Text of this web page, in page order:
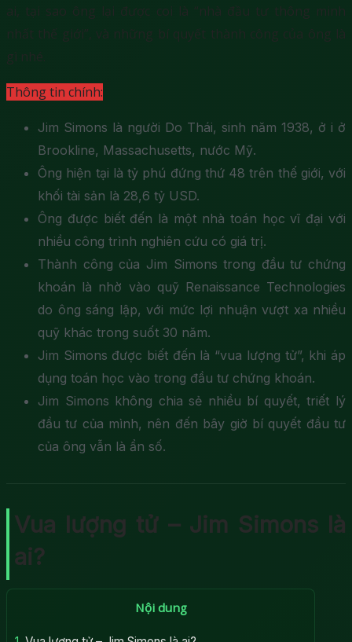
ai, tại sao ông lại được coi là “nhà đầu tư thông minh
nhất thế giới”, và những bí quyết thành công của ông là
gì nhé.
Thông tin chính:
Jim Simons là người Do Thái, sinh năm 1938, ở i ở
Brookline, Massachusetts, nước Mỹ.
Ông hiện tại là tỷ phú đứng thứ 48 trên thế giới, với
khối tài sản là 28,6 tỷ USD.
Ông được biết đến là một nhà toán học vĩ đại với
nhiều công trình nghiên cứu có giá trị.
Thành công của Jim Simons trong đầu tư chứng
khoán là nhờ vào quỹ Renaissance Technologies
do ông sáng lập, với mức lợi nhuận vượt xa nhiều
quỹ khác trong suốt 30 năm.
Jim Simons được biết đến là “vua lượng tử”, khi áp
dụng toán học vào trong đầu tư chứng khoán.
Jim Simons không chia sẻ nhiều bí quyết, triết lý
đầu tư của mình, nên đến bây giờ bí quyết đầu tư
của ông vẫn là ẩn số.
Vua lượng tử – Jim Simons là
ai?
Nội dung